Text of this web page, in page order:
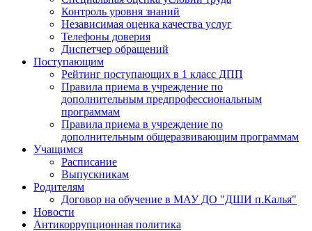
Контроль уровня знаний
Независимая оценка качества услуг
Телефоны доверия
Диспетчер обращений
Поступающим
Рейтинг поступающих в 1 класс ДПП
Правила приема в учреждение по
дополнительным предпрофессиональным
программам
Правила приема в учреждение по
дополнительным общеразвивающим программам
Учащимся
Расписание
Выпускникам
Родителям
Договор на обучение в МАУ ДО "ДШИ п.Калья"
Новости
Антикоррупционная политика